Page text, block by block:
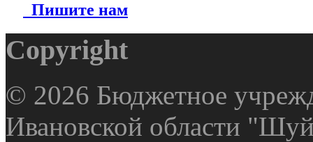
Пишите нам
Copyright
© 2026 Бюджетное
Ивановской области